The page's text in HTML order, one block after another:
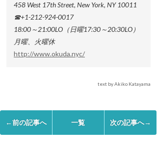
458 West 17th Street, New York, NY 10011
☎+1-212-924-0017
18:00～21:00LO（日曜17:30～20:30LO）
月曜、火曜休
http://www.okuda.nyc/
text by Akiko Katayama
←前の記事へ 一覧 次の記事へ→